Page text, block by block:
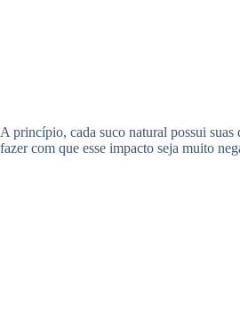
A princípio, cada suco natural possui suas
fazer com que esse impacto seja muito